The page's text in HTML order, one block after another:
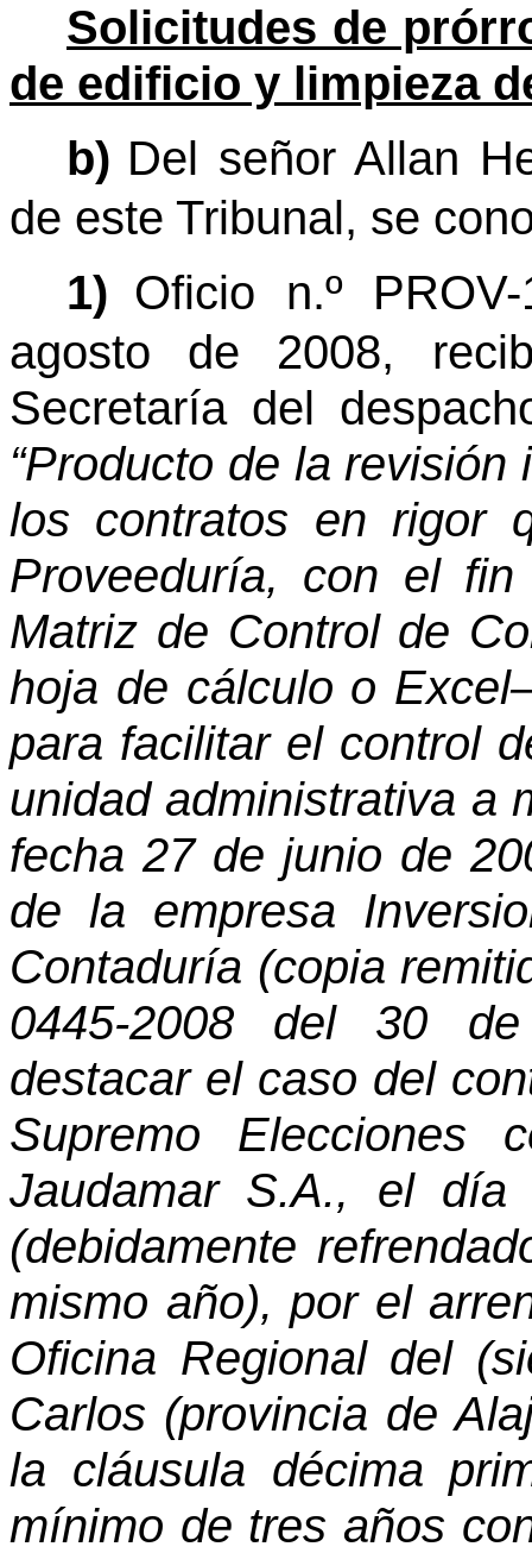
Solicitudes de
de edificio y limpieza
b) Del señor Allan
de este Tribunal, se
1) Oficio n.º
agosto de 2008,
Secretaría del
“Producto de la
los contratos en rigor
Proveeduría, con el
Matriz de Control de
hoja de cálculo o
para facilitar el control
unidad administrativa a
fecha 27 de junio de
de la empresa
Contaduría (copia
0445-2008 del 30
destacar el caso del
Supremo Elecciones
Jaudamar S.A., el
(debidamente
mismo año), por el
Oficina Regional del
Carlos (provincia de
la cláusula décima
mínimo de tres años